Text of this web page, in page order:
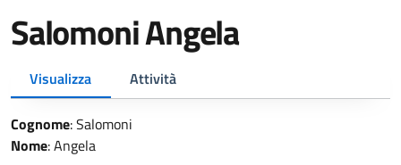
Salomoni Angela
Primary tabs
Visualizza Attività
Cognome:Salomoni
Nome:Angela